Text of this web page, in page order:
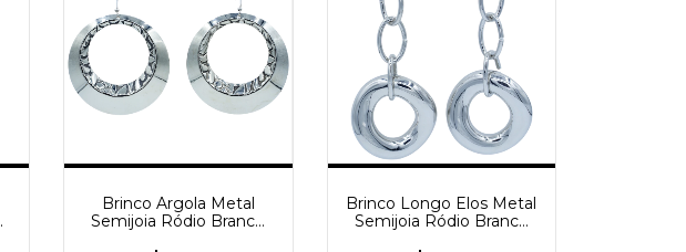
Brinco Argola Metal
Semijoia Ródio Branco
Brinco Longo Elos Metal
Semijoia Ródio Branco